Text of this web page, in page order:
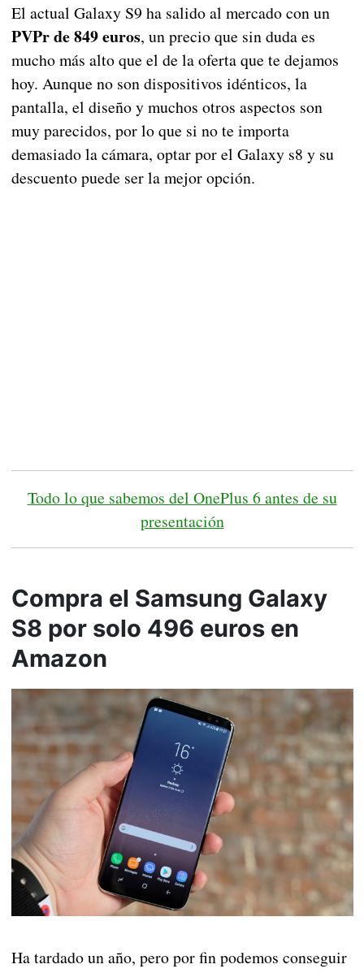
El actual Galaxy S9 ha salido al mercado con un
PVPr de 849 euros, un precio que sin duda es
mucho más alto que el de la oferta que te dejamos
hoy. Aunque no son dispositivos idénticos, la
pantalla, el diseño y muchos otros aspectos son
muy parecidos, por lo que si no te importa
demasiado la cámara, optar por el Galaxy s8 y su
descuento puede ser la mejor opción.
Todo lo que sabemos del OnePlus 6 antes de su
presentación
Compra el Samsung Galaxy
S8 por solo 496 euros en
Amazon
Ha tardado un año, pero por fin podemos conseguir